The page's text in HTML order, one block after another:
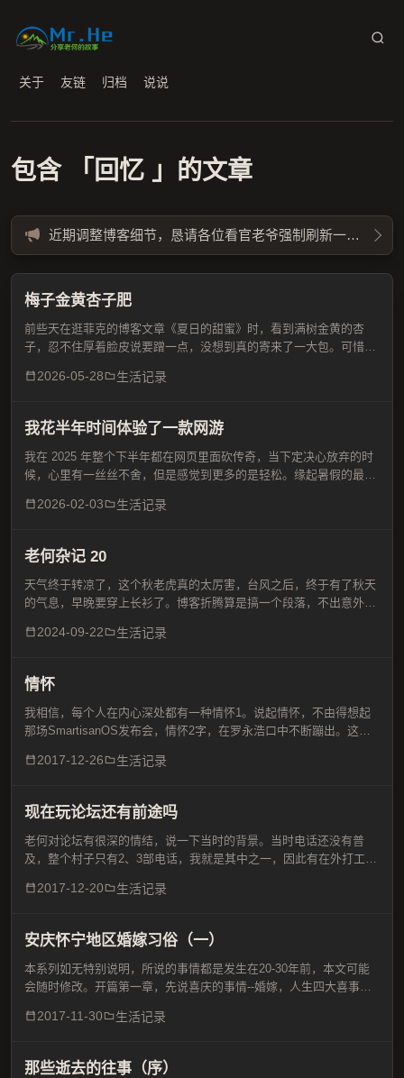
关于 友链 归档 说说
包含 「回忆 」的文章
近期调整博客细节，恳请各位看官老爷强制刷新一下缓存 Ctrl + F5
‌梅子金黄杏子肥
前些天在逛菲克的博客文章《夏日的甜蜜》时，看到满树金黄的杏
子，忍不住厚着脸皮说要蹭一点，没想到真的寄来了一大包。可惜成
感非常好，入口细腻，软糯可口，非常甜，有记忆中的味道，果果...
2026-05-28 生活记录
我花半年时间体验了一款网游
我在 2025 年整个下半年都在网页里面砍传奇，当下定决心放弃的时
候，心里有一丝丝不舍，但是感觉到更多的是轻松。缘起暑假的最后
就点了进去，想着回忆一下年轻时候的感觉，这一玩...
2026-02-03 生活记录
老何杂记 20
天气终于转凉了，这个秋老虎真的太厉害，台风之后，终于有了秋天
的气息，早晚要穿上长衫了。博客折腾算是搞一个段落，不出意外这
容，我们优秀的前辈已经用“夕阳无限好”来表达了。飞絮落叶雪...
2024-09-22 生活记录
情怀
我相信，每个人在内心深处都有一种情怀1。说起情怀，不由得想起
那场SmartisanOS发布会，情怀2字，在罗永浩口中不断蹦出。这几
对于乐视，互联网上有很多评论，不过昨天一则新...
2017-12-26 生活记录
现在玩论坛还有前途吗
老何对论坛有很深的情结，说一下当时的背景。当时电话还没有普
及，整个村子只有2、3部电话，我就是其中之一，因此有在外打工的
网只能是拨号，没有宽带，56K的猫拨号吱吱声还犹在耳边，...
2017-12-20 生活记录
安庆怀宁地区婚嫁习俗（一）
本系列如无特别说明，所说的事情都是发生在20-30年前，本文可能
会随时修改。开篇第一章，先说喜庆的事情--婚嫁，人生四大喜事之
大约需要以下步骤：1、起媒2、开亲、过门4、送日子...
2017-11-30 生活记录
那些逝去的往事（序）